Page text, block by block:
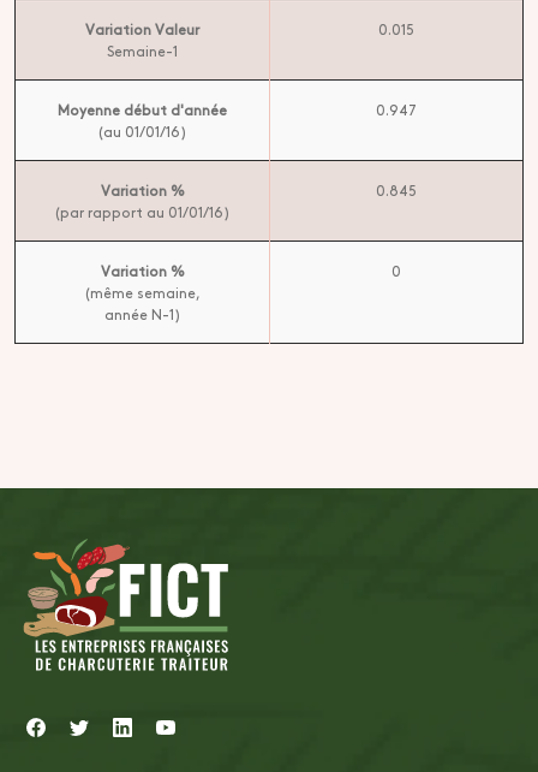
Variation Valeur
Semaine-1
0.015
Moyenne début d'année
(au 01/01/16)
0.947
Variation %
(par rapport au 01/01/16)
0.845
Variation %
(même semaine,
année N-1)
0